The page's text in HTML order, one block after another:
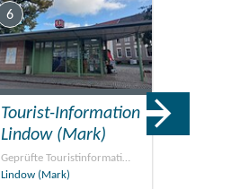
6
Tourist-Information
Lindow (Mark)
Geprüfte Touristinformati…
Lindow (Mark)